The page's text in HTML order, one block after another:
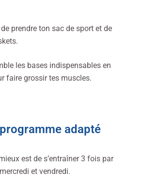
de prendre ton sac de sport et de
les bases indispensables en
faire grossir tes muscles.
adapté
est de s’entraîner 3 fois par
et vendredi.